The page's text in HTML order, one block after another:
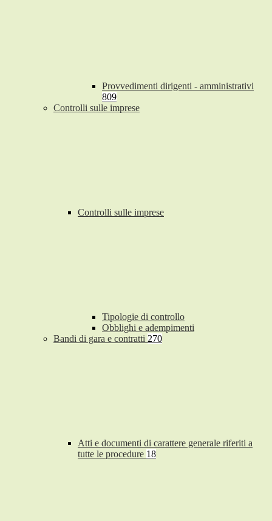
Provvedimenti dirigenti - amministrativi
809
Controlli sulle imprese
Controlli sulle imprese
Tipologie di controllo
Obblighi e adempimenti
Bandi di gara e contratti 270
Atti e documenti di carattere generale riferiti a
tutte le procedure 18